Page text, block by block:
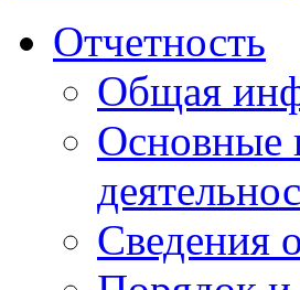
Отчетность
Общая
Основные
Сведения